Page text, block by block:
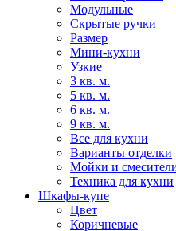
Модульные
Скрытые ручки
Размер
Мини-кухни
Узкие
3 кв. м.
5 кв. м.
6 кв. м.
9 кв. м.
Все для кухни
Варианты отделки
Мойки и
Техника для кухни
Шкафы-купе
Цвет
Коричневые